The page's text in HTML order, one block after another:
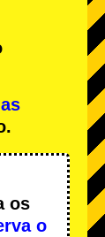
os
o